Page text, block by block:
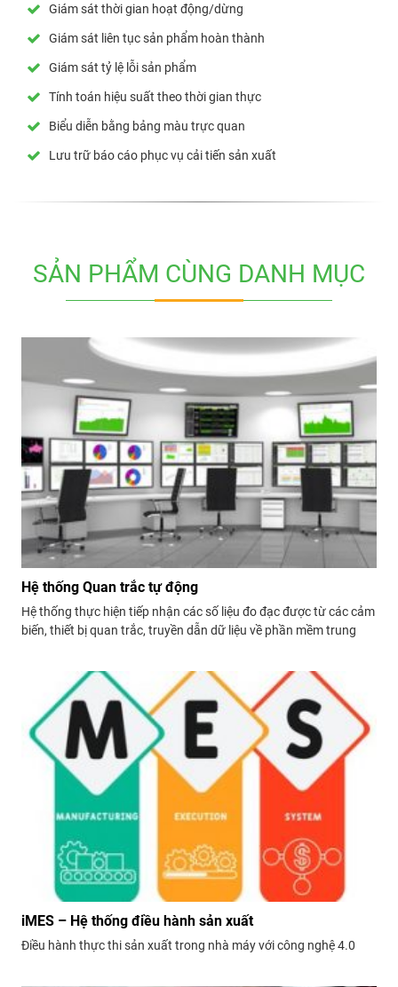
Giám sát thời gian hoạt động/dừng
Giám sát liên tục sản phẩm hoàn thành
Giám sát tỷ lệ lỗi sản phẩm
Tính toán hiệu suất theo thời gian thực
Biểu diễn bằng bảng màu trực quan
Lưu trữ báo cáo phục vụ cải tiến sản xuất
SẢN PHẨM CÙNG DANH MỤC
Hệ thống Quan trắc tự động
Hệ thống thực hiện tiếp nhận các số liệu đo đạc được từ các cảm
biến, thiết bị quan trắc, truyền dẫn dữ liệu về phần mềm trung
iMES – Hệ thống điều hành sản xuất
Điều hành thực thi sản xuất trong nhà máy với công nghệ 4.0